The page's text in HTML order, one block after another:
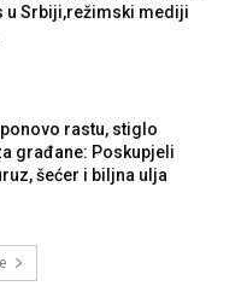
u Srbiji,režimski mediji
rastu, stiglo
građane: Poskupjeli
šećer i biljna ulja